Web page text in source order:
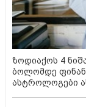
ზოდიაქოს 4
ბოლომდე
ასტროლოგები